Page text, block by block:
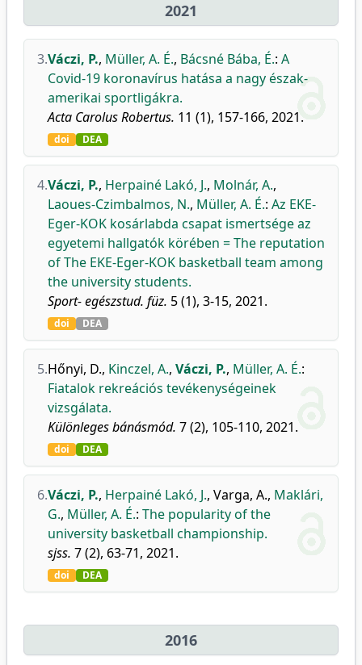
2021
3.Váczi, P., Müller, A. É., Bácsné Bába, É.: A
Covid-19 koronavírus hatása a nagy észak-
amerikai sportligákra.
Acta Carolus Robertus. 11 (1), 157-166, 2021.
doi DEA
4.Váczi, P., Herpainé Lakó, J., Molnár, A.,
Laoues-Czimbalmos, N., Müller, A. É.: Az EKE-
Eger-KOK kosárlabda csapat ismertsége az
egyetemi hallgatók körében = The reputation
of The EKE-Eger-KOK basketball team among
the university students.
Sport- egészstud. füz. 5 (1), 3-15, 2021.
doi DEA
5.Hőnyi, D., Kinczel, A., Váczi, P., Müller, A. É.:
Fiatalok rekreációs tevékenységeinek
vizsgálata.
Különleges bánásmód. 7 (2), 105-110, 2021.
doi DEA
6.Váczi, P., Herpainé Lakó, J., Varga, A., Maklári,
G., Müller, A. É.: The popularity of the
university basketball championship.
sjss. 7 (2), 63-71, 2021.
doi DEA
2016